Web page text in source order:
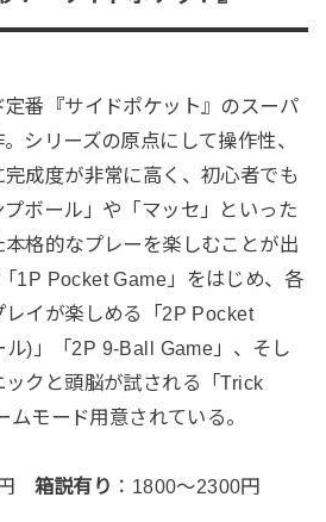
定番『サイドポケット』のスーパ
シリーズの原点にして操作性、
成度が非常に高く、初心者でも
ボール」や「マッセ」といった
格的なプレーを楽しむことが出
1P Pocket Game」をはじめ、各
イが楽しめる「2P Pocket
)」「2P 9-Ball Game」、そし
クと頭脳が試される「Trick
モード用意されている。
箱説有り ：1800～2300円